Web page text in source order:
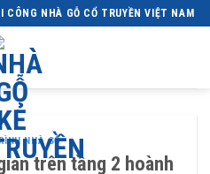
NHÀ GỖ CỔ TRUYỀN VIỆT NAM
NHÀ GỖ
trên tầng 2 hoành